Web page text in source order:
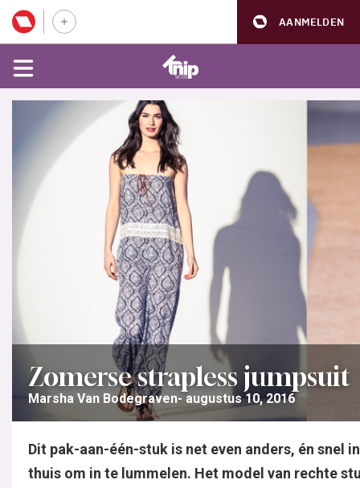
AANMELDEN
Zomerse strapless jumpsuit
Marsha Van Bodegraven augustus 10, 2016
Dit pak-aan-één-stuk is net even anders, én snel
thuis om in te lummelen. Het model van rechte